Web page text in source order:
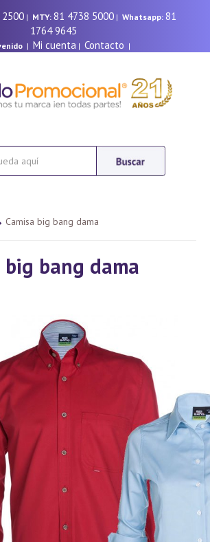
| MTY: 81 4738 5000| Whatsapp: 81
1764 9645
| Mi cuenta | Contacto |
Camisa big bang dama
big bang dama